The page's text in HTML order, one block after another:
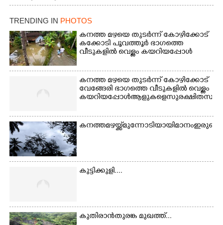
എറണാകുളം മേനകയിൽ
നിന്നുള്ള കാഴ്ച
TRENDING IN PHOTOS
കനത്ത മഴയെ തുടർന്ന് കോഴിക്കോട്
കക്കോടി പൂവത്തൂർ ഭാഗത്തെ
വീടുകളിൽ വെള്ളം കയറിയപ്പോൾ
കനത്ത മഴയെ തുടർന്ന് കോഴിക്കോട്
വേങ്ങേരി ഭാഗത്തെ വീടുകളിൽ വെള്ളം
കയറിയപ്പോൾ ആളുകളെ സുരക്ഷിത
കനത്ത മഴയ്ക്ക് മുന്നോടിയായി മാനം
കുട്ടിക്കുളി....
കുതിരാൻതുരങ്ക മുഖത്ത്...